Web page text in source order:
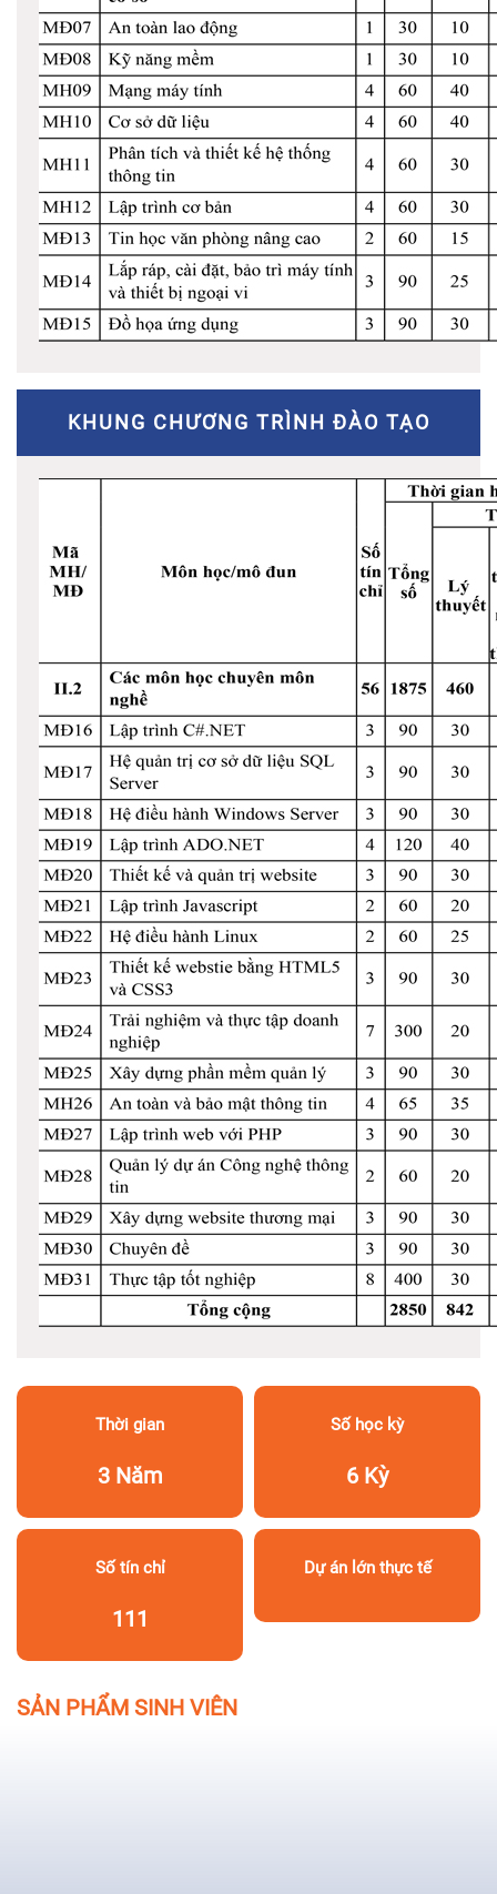
KHUNG CHƯƠNG TRÌNH ĐÀO TẠO
Thời gian
3 Năm
Số học kỳ
6 Kỳ
Số tín chỉ
111
Dự án lớn thực tế
SẢN PHẨM SINH VIÊN